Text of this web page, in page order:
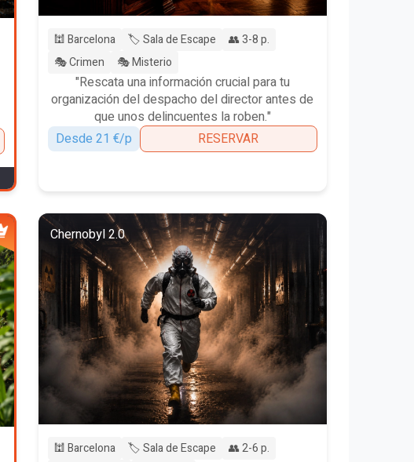
🕍 Barcelona 🏷️ Sala de Escape
👥 3-8 p.
🎭 Crimen
🎭 Misterio
"Rescata una información crucial para tu
organización del despacho del director antes de
que unos delincuentes la roben."
Desde 21 €/p
RESERVAR
Chernobyl 2.0
🕍 Barcelona 🏷️ Sala de Escape
👥 2-6 p.